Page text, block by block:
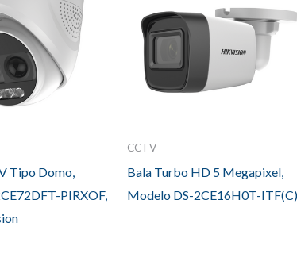
Tipo Domo,
PIRXOF,
CCTV
Bala Turbo HD 5 Megapixel,
Modelo DS-2CE16H0T-ITF(C)